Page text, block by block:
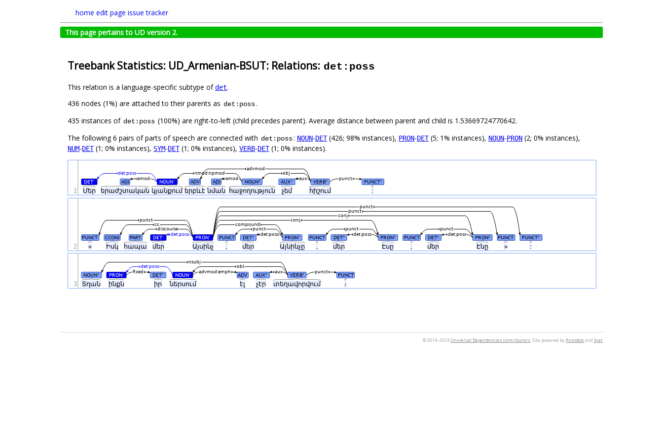
home edit page issue tracker
This page pertains to UD version 2.
Treebank Statistics: UD_Armenian-BSUT: Relations: det:poss
This relation is a language-specific subtype ofdet.
436 nodes (1%) are attached to their parents as det:poss.
435 instances of det:poss (100%) are right-to-left (child precedes parent). Average distance between parent and child is 1.53669724770642.
The following 6 pairs of parts of speech are connected with det:poss: NOUN-DET(426; 98% instances), PRON-DET(5; 1% instances), NOUN-PRON (2; 0% instances),
NUM-DET(1; 0% instances), SYM-DET(1; 0% instances), VERB-DET(1; 0% instances).
Մեր երաժշտական կյանքում երբևէնման հաջողություն չեմ հիշում :
DET# ADJ NOUN# ADV ADJ NOUN# AUX# VERB# PUNCT#
punct
aux
amod
amod
obj
det:poss nmod:npmod
advmod
1
« Իսկ հապա մեր Այսինչ մեր Այնինչը մեր Էսը մեր Էնը » :
PUNCT CCONJ PART DET# PRON# PUNCT DET# PRON# PUNCT DET# PRON# PUNCT DET# PRON# PUNCT PUNCT#
det:poss det:poss
det:poss det:poss
punct punct
punct
discourse
compound
cc
punct conj
conj
punct
punct
2
Տղան ինքն իր ներսում էլ չէր տեղավորվում ։
NOUN# PRON# DET# NOUN# ADV AUX# VERB# PUNCT
fixed advmod:emph punct
aux
det:poss obl
nsubj
3
© 2014–2024 Universal Dependencies contributors. Site powered byAnnodocand brat
.